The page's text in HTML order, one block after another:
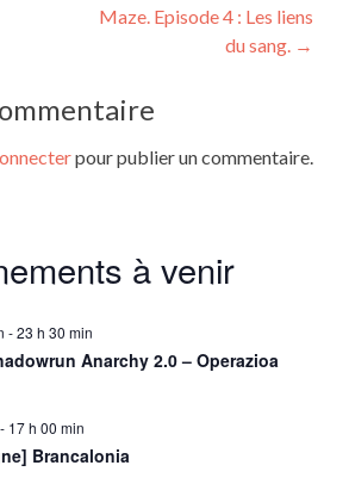
Maze. Episode 4 : Les liens
du sang. →
pour publier un commentaire.
à venir
-23 h 30 min
Anarchy 2.0 – Operazioa
- 17 h 00 min
Brancalonia